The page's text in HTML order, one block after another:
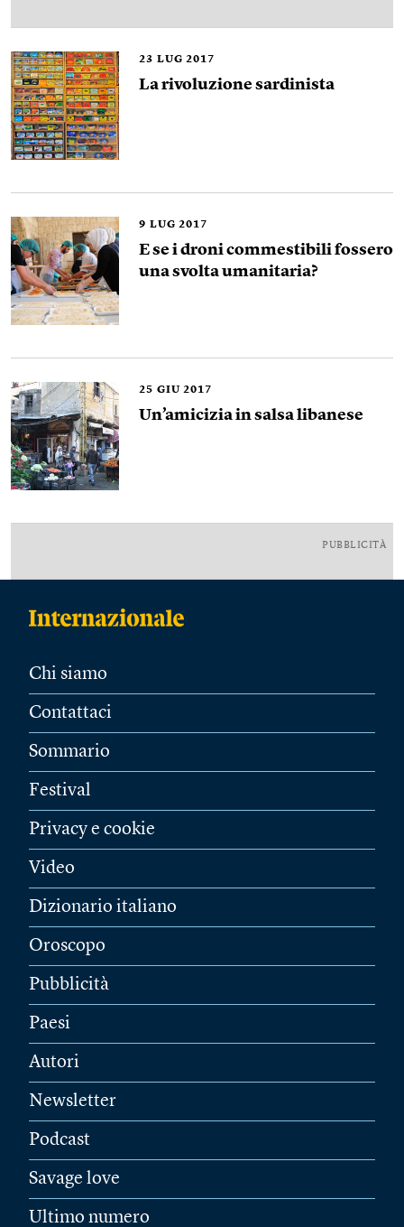
23 LUG 2017
La rivoluzione sardinista
9 LUG 2017
E se i droni commestibili fossero
una svolta umanitaria?
25 GIU 2017
Un’amicizia in salsa libanese
PUBBLICITÀ
Chi siamo
Contattaci
Sommario
Festival
Privacy e cookie
Video
Dizionario italiano
Oroscopo
Pubblicità
Paesi
Autori
Newsletter
Podcast
Savage love
Ultimo numero